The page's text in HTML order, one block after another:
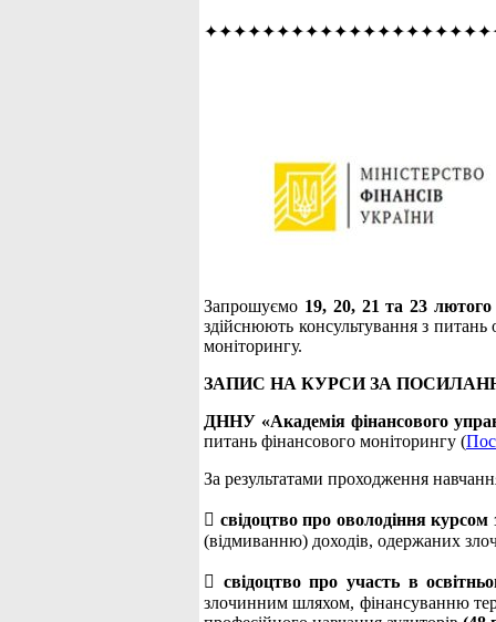
Запрошуємо 19, 20, 21 та 23
здійснюють консультування з питань
моніторингу.
ЗАПИС НА КУРСИ ЗА
ДННУ «Академія фінансового
питань фінансового моніторингу (
За результатами проходження
 свідоцтво про оволодіння курсом
(відмиванню) доходів, одержаних
 свідоцтво про участь в
злочинним шляхом, фінансуванню